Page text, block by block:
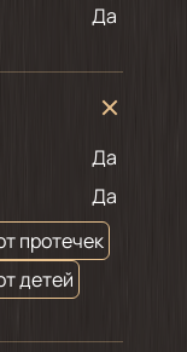
Да
Да
Да
протечек
детей